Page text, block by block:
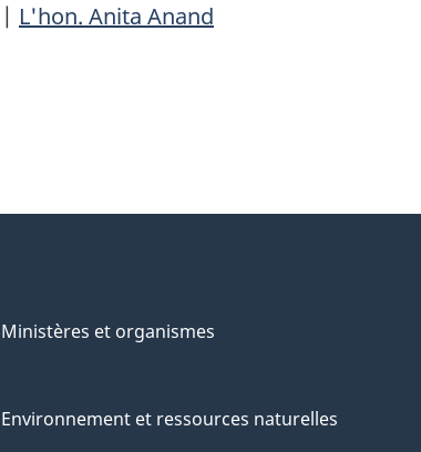
| L'hon. Anita Anand
Ministères et organismes
Environnement et ressources naturelles